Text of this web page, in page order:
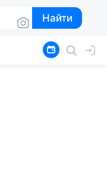
Найти
Найти